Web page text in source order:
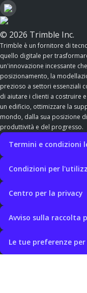
© 2026 Trimble Inc.
Trimble è un fornitore di
quello digitale per
un'innovazione incessante
posizionamento, la
prezioso a settori essenziali
di aiutare i clienti a costruire
un edificio, ottimizzare la
mondo, dalla sua posizione
produttività e del progresso.
Termini e condizioni
Condizioni per
Centro per la privacy
Avviso sulla raccolta
Le tue preferenze